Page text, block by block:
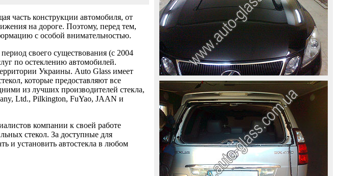
часть конструкции автомобиля, от
на дороге. Поэтому, перед тем,
с особой внимательностью.
своего существования (с 2004
по остеклению автомобилей.
Украины. Auto Glass имеет
которые предоставляют все
из лучших производителей стекла,
Ltd., Pilkington, FuYao, JAAN и
компании к своей работе
стекол. За доступные для
и установить автостекла в любом